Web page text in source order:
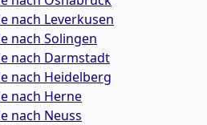
nach Leverkusen
nach Solingen
nach Darmstadt
nach Heidelberg
nach Herne
nach Neuss